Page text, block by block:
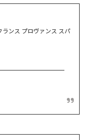
ンス プロヴァンス スパ